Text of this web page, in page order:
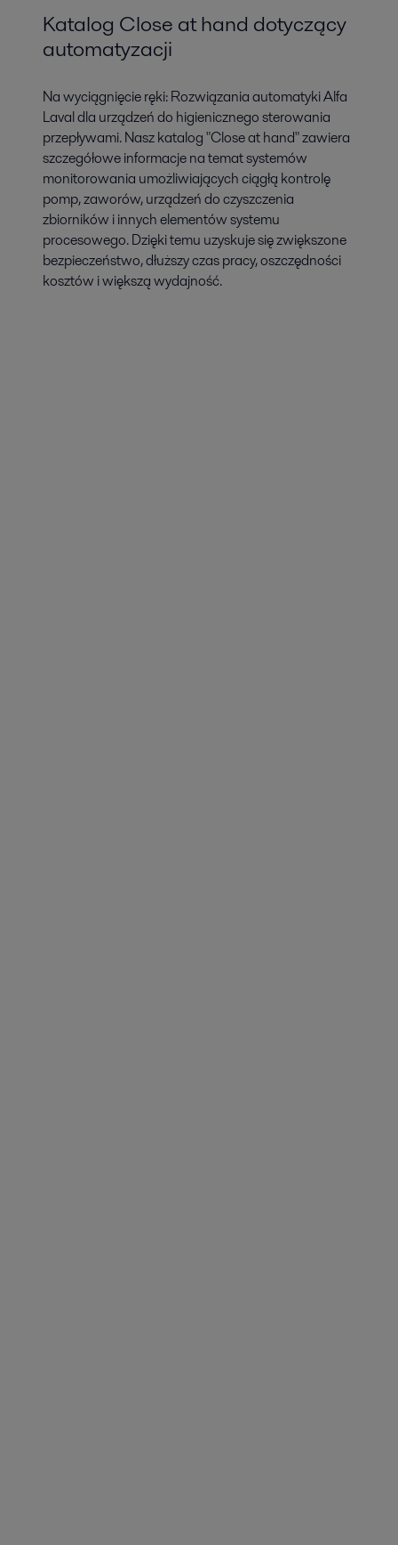
Katalog Close at hand dotyczący
automatyzacji
Na wyciągnięcie ręki: Rozwiązania automatyki Alfa
Laval dla urządzeń do higienicznego sterowania
przepływami. Nasz katalog "Close at hand" zawiera
szczegółowe informacje na temat systemów
monitorowania umożliwiających ciągłą kontrolę
pomp, zaworów, urządzeń do czyszczenia
zbiorników i innych elementów systemu
procesowego. Dzięki temu uzyskuje się zwiększone
bezpieczeństwo, dłuższy czas pracy, oszczędności
kosztów i większą wydajność.